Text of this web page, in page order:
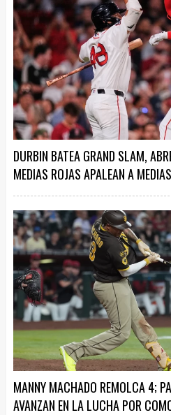
DURBIN BATEA GRAND SLAM,
MEDIAS ROJAS APALEAN A
MANNY MACHADO REMOLCA 4;
AVANZAN EN LA LUCHA POR